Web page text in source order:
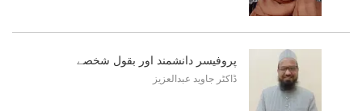
پروفیسر دانشمند اور بقول شخصے
ڈاکٹر جاوید عبدالعزیز